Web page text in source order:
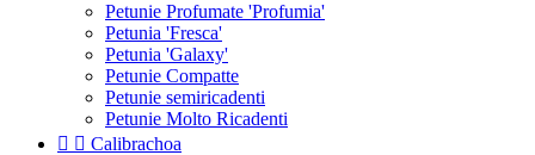
Petunie Profumate 'Profumia'
Petunia 'Fresca'
Petunia 'Galaxy'
Petunie Compatte
Petunie semiricadenti
Petunie Molto Ricadenti
  Calibrachoa